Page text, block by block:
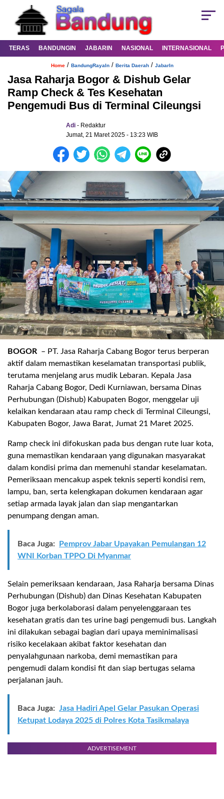
TERAS BANDUNGIN JABARIN NASIONAL INTERNASIONAL
Home/ BandungRayaIn/ Berita Daerah/ JabarIn
Jasa Raharja Bogor & Dishub Gelar
Ramp Check & Tes Kesehatan
Pengemudi Bus di Terminal Cileungsi
Adi - Redaktur
Jumat, 21 Maret 2025 - 13:23 WIB
BOGOR – PT. Jasa Raharja Cabang Bogor terus berperan
aktif dalam memastikan keselamatan transportasi publik,
terutama menjelang arus mudik Lebaran. Kepala Jasa
Raharja Cabang Bogor, Dedi Kurniawan, bersama Dinas
Perhubungan (Dishub) Kabupaten Bogor, menggelar uji
kelaikan kendaraan atau ramp check di Terminal Cileungsi,
Kabupaten Bogor, Jawa Barat, Jumat 21 Maret 2025.
Ramp check ini difokuskan pada bus dengan rute luar kota,
guna memastikan kendaraan yang digunakan masyarakat
dalam kondisi prima dan memenuhi standar keselamatan.
Pemeriksaan mencakup aspek teknis seperti kondisi rem,
lampu, ban, serta kelengkapan dokumen kendaraan agar
setiap armada layak jalan dan siap mengantarkan
penumpang dengan aman.
Baca Juga:
Pemprov Jabar Upayakan Pemulangan 12
WNI Korban TPPO Di Myanmar
Selain pemeriksaan kendaraan, Jasa Raharja bersama Dinas
Perhubungan (Dishub) dan Dinas Kesehatan Kabupaten
Bogor juga berkolaborasi dalam penyelenggaraan tes
kesehatan gratis dan tes urine bagi pengemudi bus. Langkah
ini dilakukan sebagai bagian dari upaya meminimalisasi
risiko kecelakaan akibat faktor kesehatan dan
penyalahgunaan narkoba, demi memastikan para
pengemudi dalam kondisi fit dan siap bertugas selama
perjalanan jauh.
Baca Juga: Jasa Hadiri Apel Gelar Pasukan Operasi
Ketupat Lodaya 2025 di Polres Kota Tasikmalaya
ADVERTISEMENT